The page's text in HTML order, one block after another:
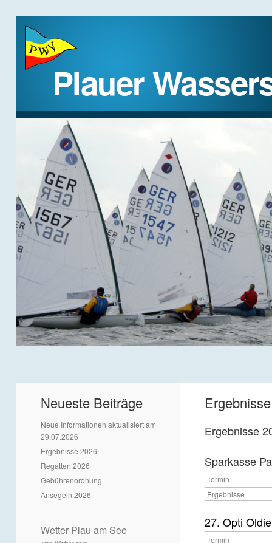
Plauer
STARTSEITE
Neueste Beiträge
Neue Informationen aktualisiert am
29.07.2026
Ergebnisse 2026
Regatten 2026
Gebührenordnung
Ansegeln 2026
Wetter Plau am See
Ergebnisse
Sparkasse
Termin
Ergebnisse
27. Opti Oldie
Termin